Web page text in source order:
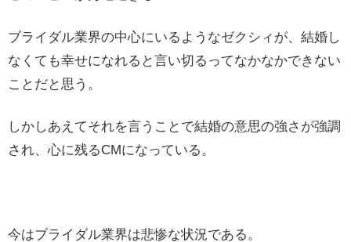
ブライダル業界の中心にいるようなゼクシィが、結婚し
なくても幸せになれると言い切るってなかなかできない
ことだと思う。
しかしあえてそれを言うことで結婚の意思の強さが強調
され、心に残るCMになっている。
今はブライダル業界は悲惨な状況である。